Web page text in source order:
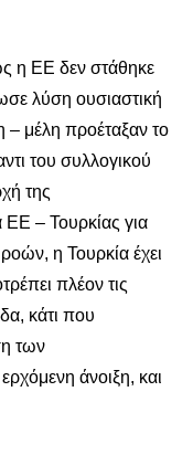
η ΕΕ δεν στάθηκε
λύση ουσιαστική
– μέλη προέταξαν το
του συλλογικού
της
– Τουρκίας για
η Τουρκία έχει
πλέον τις
κάτι που
των
άνοιξη, και